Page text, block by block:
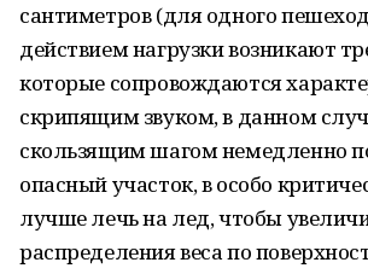
сантиметров (для одного
действием нагрузки возникают
которые сопровождаются
скрипящим звуком, в данном
скользящим шагом немедленно
опасный участок, в особо
лучше лечь на лед, чтобы
распределения веса по